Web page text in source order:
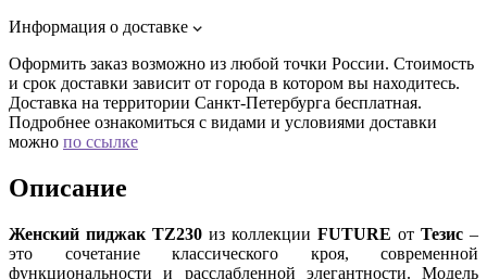
Информация о доставке
Оформить заказ возможно из любой точки России. Стоимость
и срок доставки зависит от города в котором вы находитесь.
Доставка на территории Санкт-Петербурга бесплатная.
Подробнее ознакомиться с видами и условиями доставки
можно по ссылке
Описание
Женский пиджак TZ230 из коллекции FUTURE от Тезис –
это сочетание классического кроя, современной
функциональности и расслабленной элегантности. Модель